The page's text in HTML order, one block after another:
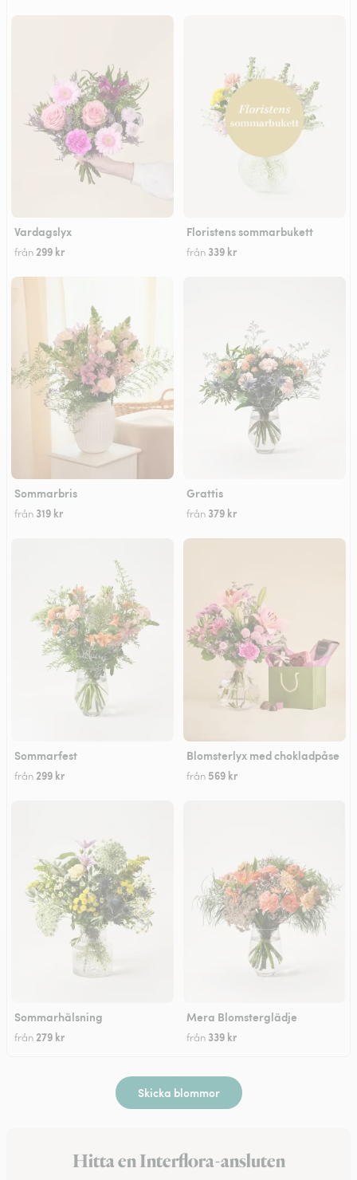
Vardagslyx
från 299 kr
Floristens sommarbukett
från 339 kr
Sommarbris
från 319 kr
Grattis
från 379 kr
Sommarfest
från 299 kr
Blomsterlyx med chokladpåse
från 569 kr
Sommarhälsning
från279 kr
Mera Blomsterglädje
från 339 kr
Skicka blommor
Hitta en Interflora-ansluten